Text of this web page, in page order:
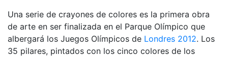
Una serie de crayones de colores es la primera obra
de arte en ser finalizada en el Parque Olímpico que
albergará los Juegos Olímpicos de Londres 2012. Los
35 pilares, pintados con los cinco colores de los